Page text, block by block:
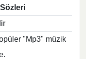
"Mp3" müzik